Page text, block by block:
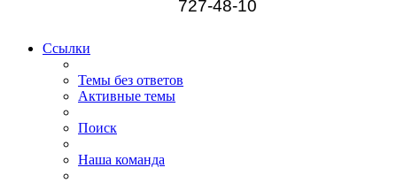
727-48-10
Ссылки
Темы без ответов
Активные темы
Поиск
Наша команда